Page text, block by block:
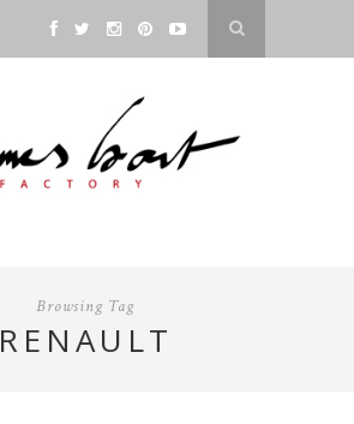
Browsing Tag
RENAULT